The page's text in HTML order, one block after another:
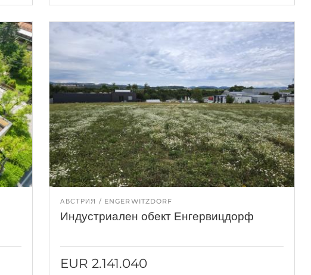
АВСТРИЯ ENGERWITZDORF
Индустриален обект Енгервицдорф
EUR 2.141.040